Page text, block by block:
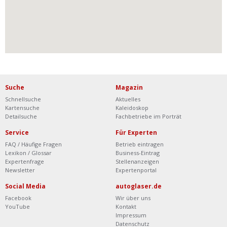
Suche
Schnellsuche
Kartensuche
Detailsuche
Magazin
Aktuelles
Kaleidoskop
Fachbetriebe im Porträt
Service
FAQ / Häufige Fragen
Lexikon / Glossar
Expertenfrage
Newsletter
Für Experten
Betrieb eintragen
Business-Eintrag
Stellenanzeigen
Expertenportal
Social Media
Facebook
YouTube
autoglaser.de
Wir über uns
Kontakt
Impressum
Datenschutz